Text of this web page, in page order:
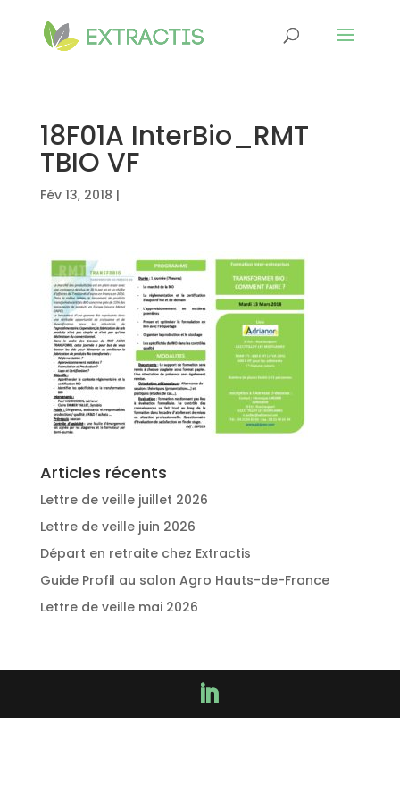
18F01A InterBio_RMT
TBIO VF
Fév 13, 2018 |
Articles récents
Lettre de veille juillet 2026
Lettre de veille juin 2026
Départ en retraite chez Extractis
Guide Profil au salon Agro Hauts-de-France
Lettre de veille mai 2026